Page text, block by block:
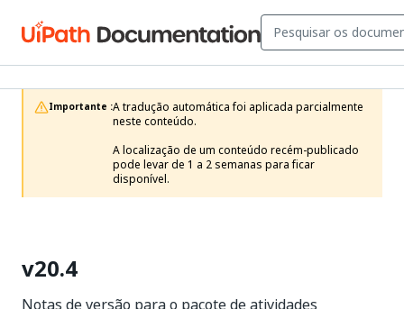
Importante :A tradução automática foi aplicada parcialmente
neste conteúdo.
A localização de um conteúdo recém-publicado
pode levar de 1 a 2 semanas para ficar
disponível.
v20.4
Notas de versão para o pacote de atividades